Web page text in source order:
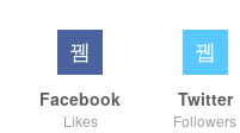
Facebook
Likes
Twitter
Followers